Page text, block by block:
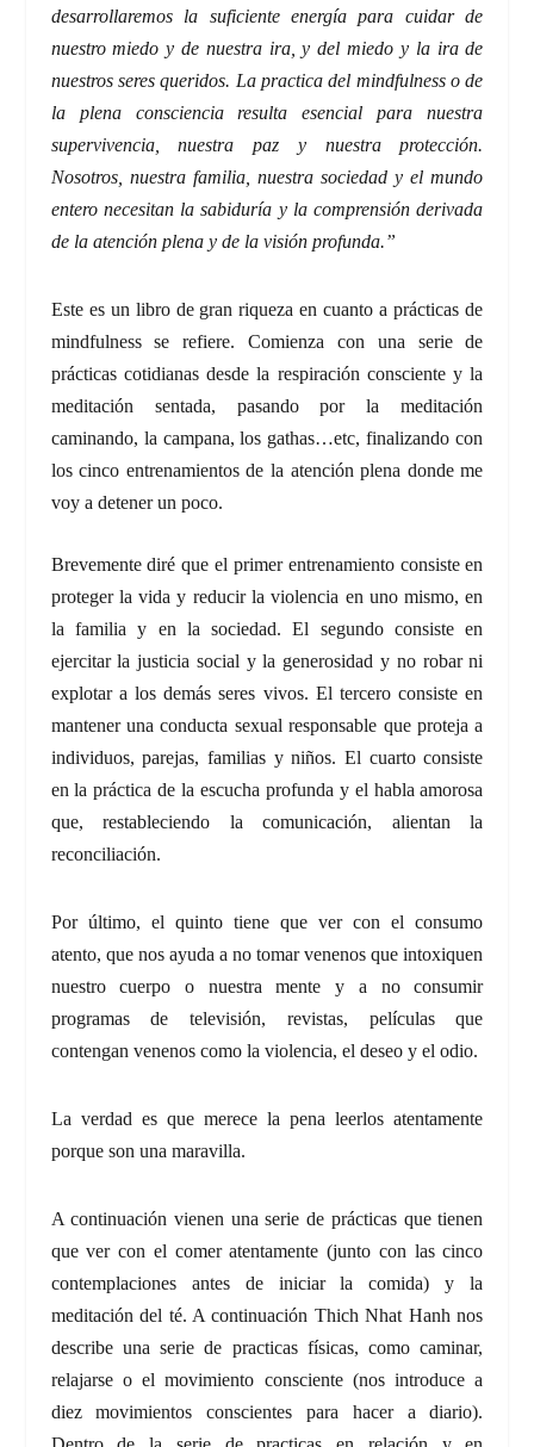
desarrollaremos la suficiente energía para cuidar de
nuestro miedo y de nuestra ira, y del miedo y la ira de
nuestros seres queridos. La practica del mindfulness o de
la plena consciencia resulta esencial para nuestra
supervivencia, nuestra paz y nuestra protección.
Nosotros, nuestra familia, nuestra sociedad y el mundo
entero necesitan la sabiduría y la comprensión derivada
de la atención plena y de la visión profunda.”
Este es un libro de gran riqueza en cuanto a prácticas de
mindfulness se refiere. Comienza con una serie de
prácticas cotidianas desde la respiración consciente y la
meditación sentada, pasando por la meditación
caminando, la campana, los gathas…etc, finalizando con
los cinco entrenamientos de la atención plena donde me
voy a detener un poco.
Brevemente diré que el primer entrenamiento consiste en
proteger la vida y reducir la violencia en uno mismo, en
la familia y en la sociedad. El segundo consiste en
ejercitar la justicia social y la generosidad y no robar ni
explotar a los demás seres vivos. El tercero consiste en
mantener una conducta sexual responsable que proteja a
individuos, parejas, familias y niños. El cuarto consiste
en la práctica de la escucha profunda y el habla amorosa
que, restableciendo la comunicación, alientan la
reconciliación.
Por último, el quinto tiene que ver con el consumo
atento, que nos ayuda a no tomar venenos que intoxiquen
nuestro cuerpo o nuestra mente y a no consumir
programas de televisión, revistas, películas que
contengan venenos como la violencia, el deseo y el odio.
La verdad es que merece la pena leerlos atentamente
porque son una maravilla.
A continuación vienen una serie de prácticas que tienen
que ver con el comer atentamente (junto con las cinco
contemplaciones antes de iniciar la comida) y la
meditación del té. A continuación Thich Nhat Hanh nos
describe una serie de practicas físicas, como caminar,
relajarse o el movimiento consciente (nos introduce a
diez movimientos conscientes para hacer a diario).